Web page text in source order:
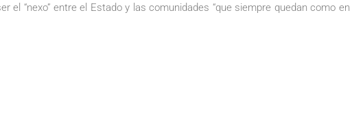
el “nexo” entre el Estado y las comunidades “que siempre quedan como